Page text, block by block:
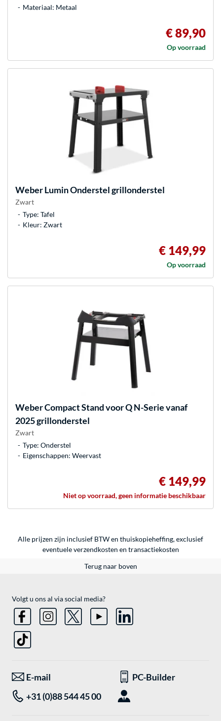
Materiaal: Metaal
€ 89,90
Op voorraad
WeberLumin Onderstel grillonderstel
Zwart
Type: Tafel
Kleur: Zwart
€ 149,99
Op voorraad
WeberCompact Stand voor Q N-Serie vanaf
2025 grillonderstel
Zwart
Type: Onderstel
Eigenschappen: Weervast
€ 149,99
Niet op voorraad, geen informatie beschikbaar
Alle prijzen zijn inclusief BTW en thuiskopieheffing, exclusief
eventueleverzendkosten en transactiekosten
Terug naar boven
Volgt u ons al via social media?
E-mail
PC-Builder
+31 (0)88 544 45 00